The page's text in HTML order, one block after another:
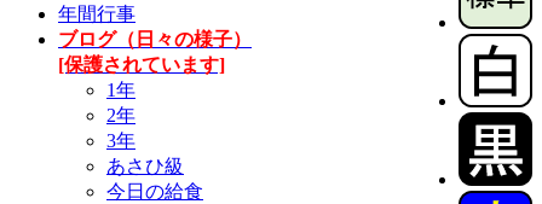
年間行事
ブログ（日々の様子）
[保護されています]
1年
2年
3年
あさひ級
今日の給食